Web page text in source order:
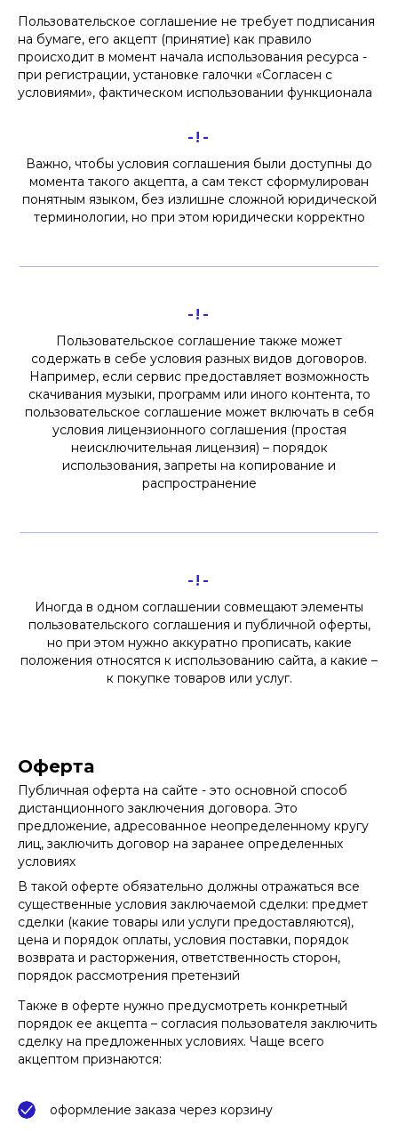
Пользовательское соглашение не требует подписания
на бумаге, его акцепт (принятие) как правило
происходит в момент начала использования ресурса -
при регистрации, установке галочки «Согласен с
условиями», фактическом использовании функционала
-!-
Важно, чтобы условия соглашения были доступны до
момента такого акцепта, а сам текст сформулирован
понятным языком, без излишне сложной юридической
терминологии, но при этом юридически корректно
-!-
Пользовательское соглашение также может
содержать в себе условия разных видов договоров.
Например, если сервис предоставляет возможность
скачивания музыки, программ или иного контента, то
пользовательское соглашение может включать в себя
условия лицензионного соглашения (простая
неисключительная лицензия) – порядок
использования, запреты на копирование и
распространение
-!-
Иногда в одном соглашении совмещают элементы
пользовательского соглашения и публичной оферты,
но при этом нужно аккуратно прописать, какие
положения относятся к использованию сайта, а какие –
к покупке товаров или услуг.
Оферта
Публичная оферта на сайте - это основной способ
дистанционного заключения договора. Это
предложение, адресованное неопределенному кругу
лиц, заключить договор на заранее определенных
условиях
В такой оферте обязательно должны отражаться все
существенные условия заключаемой сделки: предмет
сделки (какие товары или услуги предоставляются),
цена и порядок оплаты, условия поставки, порядок
возврата и расторжения, ответственность сторон,
порядок рассмотрения претензий
Также в оферте нужно предусмотреть конкретный
порядок ее акцепта – согласия пользователя заключить
сделку на предложенных условиях. Чаще всего
акцептом признаются:
оформление заказа через корзину